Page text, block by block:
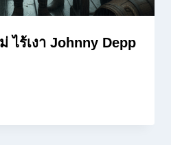
ไร้เงา Johnny Depp